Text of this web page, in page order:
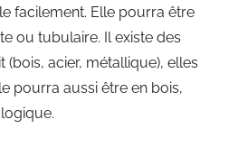
facilement. Elle pourra être
ou tubulaire. Il existe des
(bois, acier, métallique), elles
pourra aussi être en bois,